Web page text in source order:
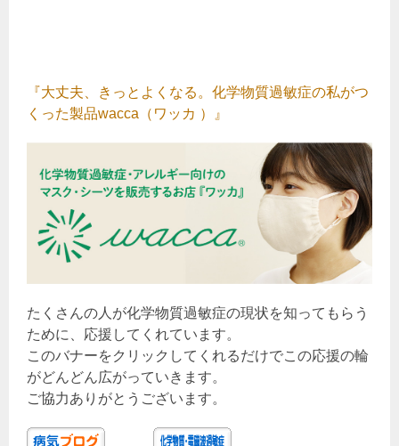
『大丈夫、きっとよくなる。化学物質過敏症の私がつ
くった製品wacca（ワッカ ）』
たくさんの人が化学物質過敏症の現状を知ってもらう
ために、応援してくれています。
このバナーをクリックしてくれるだけでこの応援の輪
がどんどん広がっていきます。
ご協力ありがとうございます。